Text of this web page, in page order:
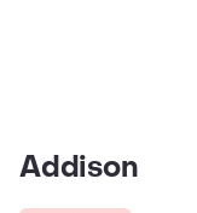
Addison